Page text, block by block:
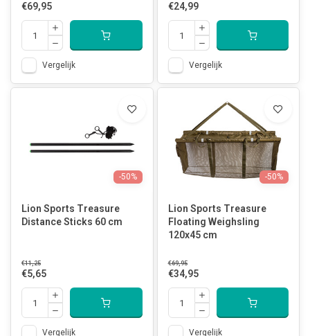
€69,95
Vergelijk
€24,99
Vergelijk
-50%
Lion Sports Treasure
Distance Sticks 60 cm
€11,25
€5,65
Vergelijk
-50%
Lion Sports Treasure
Floating Weighsling
120x45 cm
€69,95
€34,95
Vergelijk